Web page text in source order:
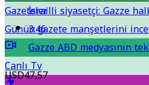
Gazeteler
Günün gazete manşetlerini
Canlı Tv
İsrailli siyasetçi: Gazze
3:46
Gazze ABD medyasının
USD47,57